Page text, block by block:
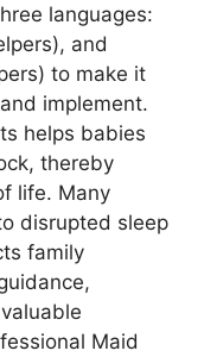
languages:
and
to make it
implement.
helps babies
thereby
life. Many
disrupted sleep
family
Maid